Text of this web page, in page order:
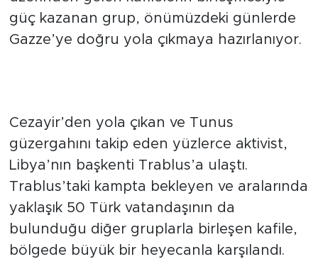
güç kazanan grup, önümüzdeki günlerde
Gazze’ye doğru yola çıkmaya hazırlanıyor.
Cezayir’den yola çıkan ve Tunus
güzergahını takip eden yüzlerce aktivist,
Libya’nın başkenti Trablus’a ulaştı.
Trablus’taki kampta bekleyen ve aralarında
yaklaşık 50 Türk vatandaşının da
bulunduğu diğer gruplarla birleşen kafile,
bölgede büyük bir heyecanla karşılandı.